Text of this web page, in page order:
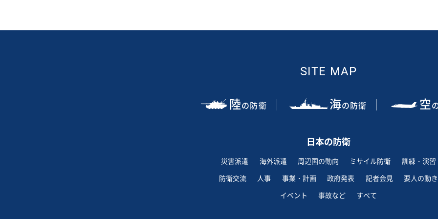
SITE MAP
陸の防衛 海の防衛 空
日本の防衛
災害派遣 海外派遣 周辺国の動向 ミサイル防衛
訓練・演習
防衛交流
人事 事業・計画 政府発表 記者会見
要人の動き
イベント
事故など すべて